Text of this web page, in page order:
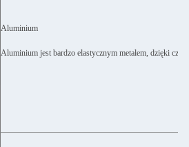
Aluminium
Aluminium jest bardzo elastycznym metalem, dzięki